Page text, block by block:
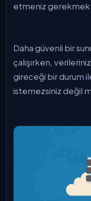
etmeniz
Daha güvenli bir
çalışırken,
gireceği bir durum
istemezsiniz değil